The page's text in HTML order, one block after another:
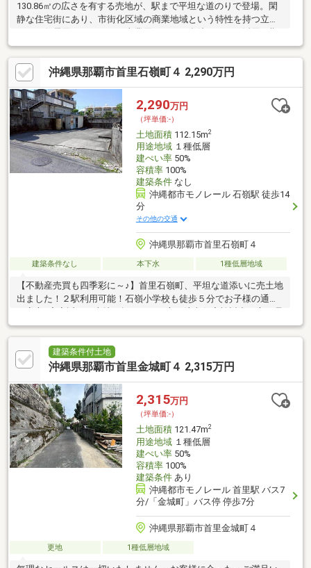
130.86㎡の広さを有する売地が、駅まで平坦な道のりで登場。閑
静な住宅街にあり、市街化区域の商業地域という特性を持つ立地
待できます。理想の住まいと未来を描く場所にいかがでしょう
か。
沖縄県那覇市首里石嶺町４ 2,290万円
2,290万円
（坪単価:-）
土地面積112.15m2
用途地域１種低層
建ぺい率50%
容積率100%
建築条件なし
沖縄都市モノレール 石嶺駅 徒歩14
分
その他の交通
沖縄県那覇市首里石嶺町４
建築条件なし 本下水 1種低層地域
【不動産売買も四季彩に～♪】首里石嶺町、平坦な道添いに売土地
出ました！２駅利用可能！石嶺小学校も徒歩５分でお子様の通学
非ともご検討くださいませ！！お問合せお待ちしております！！
※１筆の土地を分筆して売却いたします。現在は駐車場・レンタ
ルスペースとして貸し出し中。そちらのスペースを分筆いたしま
す。記載の面積より多少変わる可能性がございます。
建築条件付土地
沖縄県那覇市首里金城町４ 2,315万円
2,315万円
（坪単価:-）
土地面積121.47m2
用途地域１種低層
建ぺい率50%
容積率100%
建築条件あり
沖縄都市モノレール 首里駅 バス7
分/「金城町」バス停 停歩7分
沖縄県那覇市首里金城町４
更地 1種低層地域